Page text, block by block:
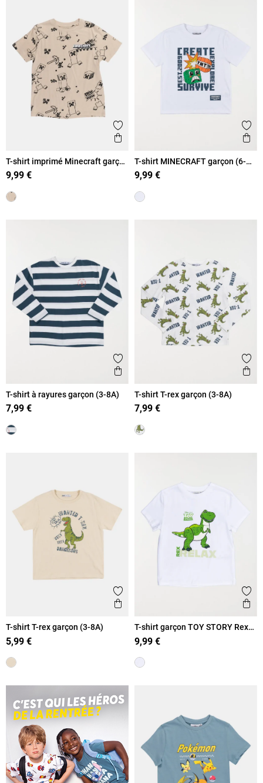
Ajouter aux favoris
Aperçu rapide
T-shirt imprimé Minecraft garçon
(6-12A)
9,99 €
T-shirt MINECRAFT garçon (6-
12A)
9,99 €
Ajouter aux favoris
Aperçu rapide
T-shirt à rayures garçon (3-8A)
7,99 €
T-shirt T-rex garçon (3-8A)
7,99 €
Ajouter aux favoris
Aperçu rapide
T-shirt T-rex garçon (3-8A)
5,99 €
T-shirt garçon TOY STORY Rex
(3-8A)
9,99 €